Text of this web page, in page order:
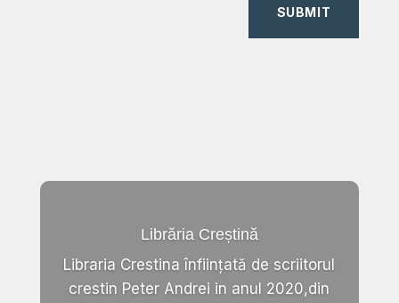
SUBMIT
Librăria Creștină
Libraria Crestina înființată de scriitorul
crestin Peter Andrei in anul 2020,din